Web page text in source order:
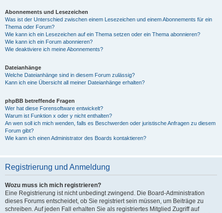
Abonnements und Lesezeichen
Was ist der Unterschied zwischen einem Lesezeichen und einem Abonnements für ein
Thema oder Forum?
Wie kann ich ein Lesezeichen auf ein Thema setzen oder ein Thema abonnieren?
Wie kann ich ein Forum abonnieren?
Wie deaktiviere ich meine Abonnements?
Dateianhänge
Welche Dateianhänge sind in diesem Forum zulässig?
Kann ich eine Übersicht all meiner Dateianhänge erhalten?
phpBB betreffende Fragen
Wer hat diese Forensoftware entwickelt?
Warum ist Funktion x oder y nicht enthalten?
An wen soll ich mich wenden, falls es Beschwerden oder juristische Anfragen zu diesem
Forum gibt?
Wie kann ich einen Administrator des Boards kontaktieren?
Registrierung und Anmeldung
Wozu muss ich mich registrieren?
Eine Registrierung ist nicht unbedingt zwingend. Die Board-Administration
dieses Forums entscheidet, ob Sie registriert sein müssen, um Beiträge zu
schreiben. Auf jeden Fall erhalten Sie als registriertes Mitglied Zugriff auf